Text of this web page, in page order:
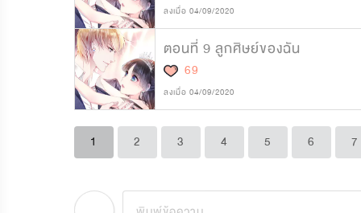
ลงเมื่อ 04/09/2020
ตอนที่ 9 ลูกศิษย์ของฉัน
69
ลงเมื่อ 04/09/2020
1 2 3 4 5 6 7